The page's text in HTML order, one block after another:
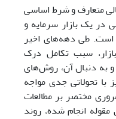
متعارف و شرط اساسی
در یک بازار سرمایه و
است. طی دهه‌های اخیر
سبب تکامل درک
و به دنبال آن، روش‌های
تحولاتی جدی مواجه
مختصر بر مطالعات
انجام شده، روند